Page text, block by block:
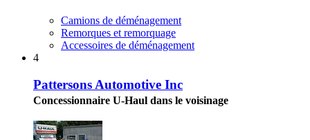
Camions de déménagement
Remorques et remorquage
Accessoires de déménagement
4
Pattersons Automotive Inc
Concessionnaire U-Haul dans le voisinage